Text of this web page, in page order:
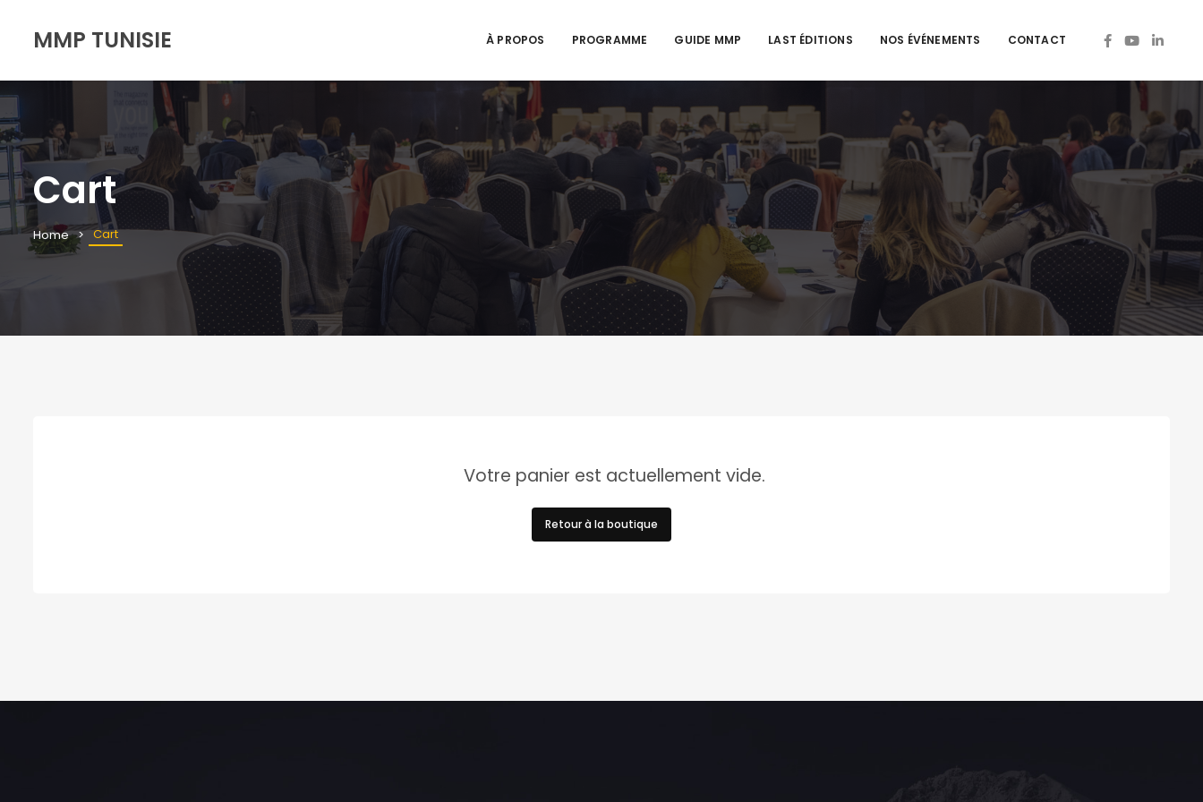
MMP TUNISIE À PROPOS PROGRAMME GUIDE MMP LAST ÉDITIONS NOS ÉVÉNEMENTS CONTACT
Cart
Home Cart
Votre panier est actuellement vide.
Retour à la boutique